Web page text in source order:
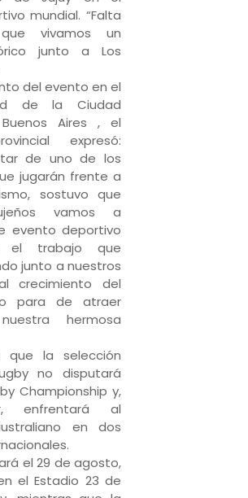
mundial. “Falta
vivamos un
junto a Los
del evento en el
de la Ciudad
Aires , el
expresó:
de uno de los
jugarán frente a
sostuvo que
vamos a
evento deportivo
el trabajo que
junto a nuestros
crecimiento del
para de atraer
hermosa
que la selección
no disputará
Championship y,
enfrentará al
en dos
el 29 de agosto,
el Estadio 23 de